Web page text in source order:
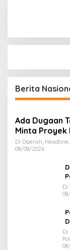
Berita
Ada Dugaan
Minta Proyek
Dihentikan
Di Daerah,
08/08/2026
Di
Di